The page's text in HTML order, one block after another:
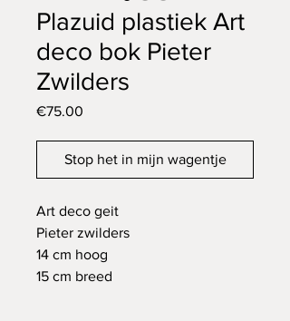
Plazuid plastiek Art
deco bok Pieter
Zwilders
€75.00
Stop het in mijn wagentje
Art deco geit
Pieter zwilders
14 cm hoog
15 cm breed